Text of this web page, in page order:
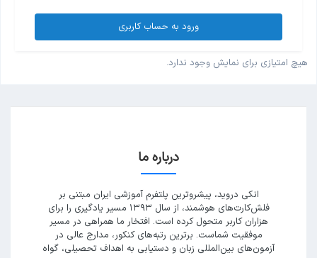
ورود به حساب کاربری
هیچ امتیازی برای نمایش وجود ندارد.
درباره ما
انکی دروید، پیشروترین پلتفرم آموزشی ایران مبتنی بر
فلش‌کارت‌های هوشمند، از سال ۱۳۹۳ مسیر یادگیری را برای
هزاران کاربر متحول کرده است. افتخار ما همراهی در مسیر
موفقیت شماست. برترین رتبه‌های کنکور، مدارج عالی در
آزمون‌های بین‌المللی زبان و دستیابی به اهداف تحصیلی، گواه